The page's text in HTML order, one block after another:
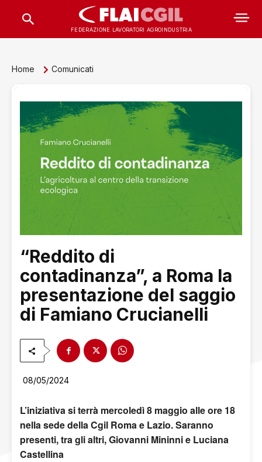
FEDERAZIONE LAVORATORI AGROINDUSTRIA
Home Comunicati
“Reddito di
contadinanza”, a Roma la
presentazione del saggio
di Famiano Crucianelli
08/05/2024
L’iniziativa si terrà mercoledì 8 maggio alle ore 18
nella sede della Cgil Roma e Lazio. Saranno
presenti, tra gli altri, Giovanni Mininni e Luciana
Castellina